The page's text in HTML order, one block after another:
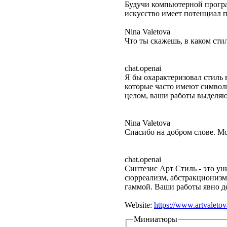
Будучи компьютерной
искусство имеет потенциал
Nina Valetova
Что ты скажешь, в каком
chat.openai
Я бы охарактеризовал
которые часто имеют
целом, ваши работы
Nina Valetova
Спасибо на добром слове.
chat.openai
Синтезис Арт Стиль - это
сюрреализм,
гаммой. Ваши работы явно
Website: https://
Миниатюры